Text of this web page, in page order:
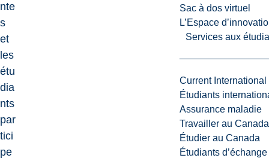
Sac à dos virtuel
L’Espace
Services aux
Current International
Étudiants
Assurance maladie
Travailler au Canada
Étudier au Canada
Étudiants
nte
s
et
les
étu
dia
nts
par
tici
pe